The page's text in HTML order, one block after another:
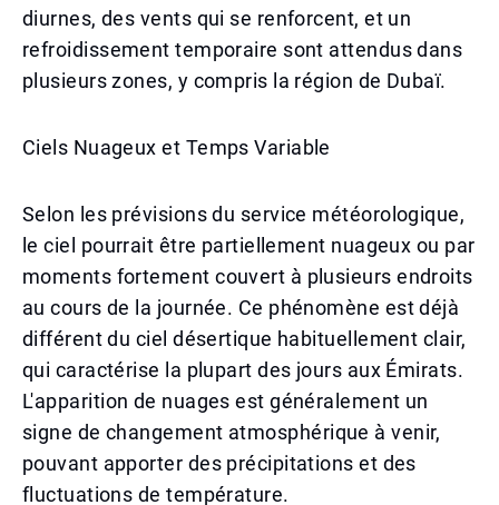
diurnes, des vents qui se renforcent, et un
refroidissement temporaire sont attendus dans
plusieurs zones, y compris la région de Dubaï.
Ciels Nuageux et Temps Variable
Selon les prévisions du service météorologique,
le ciel pourrait être partiellement nuageux ou par
moments fortement couvert à plusieurs endroits
au cours de la journée. Ce phénomène est déjà
différent du ciel désertique habituellement clair,
qui caractérise la plupart des jours aux Émirats.
L'apparition de nuages est généralement un
signe de changement atmosphérique à venir,
pouvant apporter des précipitations et des
fluctuations de température.